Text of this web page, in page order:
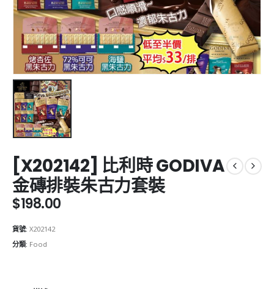
[X202142] 比利時 GODIVA
金磚排裝朱古力套裝
$198.00
貨號: X202142
分類: Food